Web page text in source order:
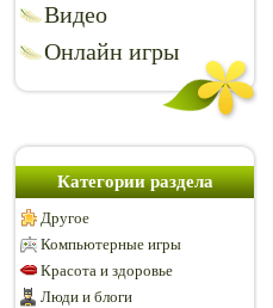
Видео
Онлайн игры
Категории раздела
Другое
Компьютерные игры
Красота и здоровье
Люди и блоги